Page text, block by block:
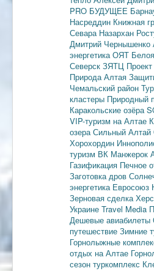
PRO БУДУЩЕЕ
Насреддин Книжная
Севара Назархан
Дмитрий Чернышенко
энергетика ОЯТ
Северск ЗЯТЦ
Природа Алтая
Чемальский район
кластеры Природный
Каракольские озёра
VIP-туризм на Алтае
озера Сильный Алтай
Хорохордин
туризм ВК Манжерок
Газификация Печное
Заготовка дров
энергетика Евросоюз
Зерновая сделка
Украине Travel Media
Дешевые авиабилеты
путешествие Зимние
Горнолыжные
отдых на Алтае
сезон туркомплекс